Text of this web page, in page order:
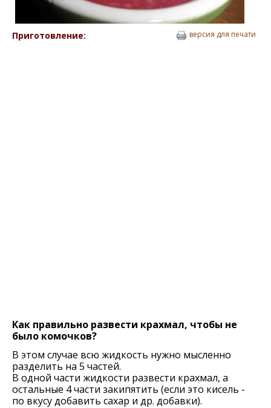
Приготовление: версия для печати
Как правильно развести крахмал, чтобы не
было комочков?
В этом случае всю жидкость нужно мысленно
разделить на 5 частей.
В одной части жидкости развести крахмал, а
остальные 4 части закипятить (если это кисель -
по вкусу добавить сахар и др. добавки).